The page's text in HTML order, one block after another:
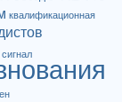
квалификационная